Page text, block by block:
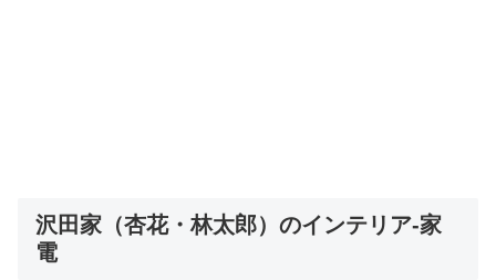
沢田家（杏花・林太郎）のインテリア-家
電